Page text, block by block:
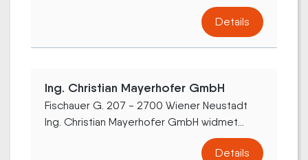
Details
Ing. Christian Mayerhofer GmbH
Fischauer G. 207 - 2700 Wiener Neustadt
Ing. Christian Mayerhofer GmbH widmet...
Details